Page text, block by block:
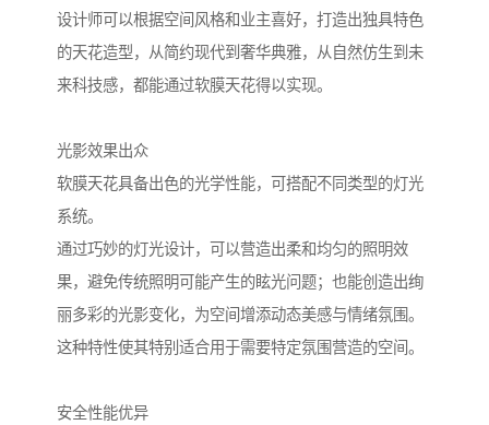
设计师可以根据空间风格和业主喜好，打造出独具特色
的天花造型，从简约现代到奢华典雅，从自然仿生到未
来科技感，都能通过软膜天花得以实现。
光影效果出众
软膜天花具备出色的光学性能，可搭配不同类型的灯光
系统。
通过巧妙的灯光设计，可以营造出柔和均匀的照明效
果，避免传统照明可能产生的眩光问题；也能创造出绚
丽多彩的光影变化，为空间增添动态美感与情绪氛围。
这种特性使其特别适合用于需要特定氛围营造的空间。
安全性能优异